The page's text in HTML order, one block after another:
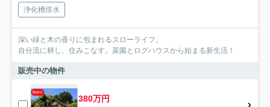
浄化槽排水
深い緑と木の香りに包まれるスローライフ。
自分流に耕し、住みこなす。菜園とログハウスから始まる新生活！
販売中の物件
380万円